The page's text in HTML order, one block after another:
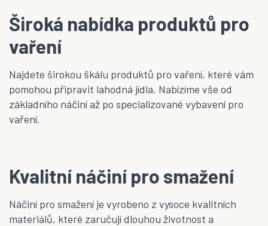
k
p
s
u
Široká nabídka produktů pro
vaření
Najdete širokou škálu produktů pro vaření, které vám
pomohou připravit lahodná jídla. Nabízíme vše od
základního náčiní až po specializované vybavení pro
vaření.
Kvalitní náčiní pro smažení
Náčiní pro smažení je vyrobeno z vysoce kvalitních
materiálů, které zaručují dlouhou životnost a